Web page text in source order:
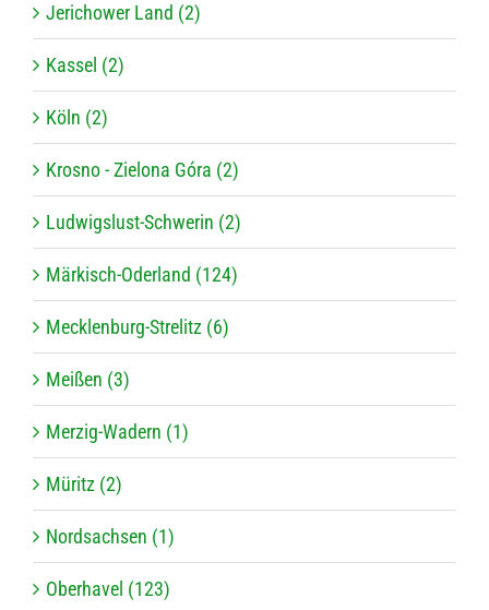
Jerichower Land (2)
Kassel (2)
Köln (2)
Krosno - Zielona Góra (2)
Ludwigslust-Schwerin (2)
Märkisch-Oderland (124)
Mecklenburg-Strelitz (6)
Meißen (3)
Merzig-Wadern (1)
Müritz (2)
Nordsachsen (1)
Oberhavel (123)